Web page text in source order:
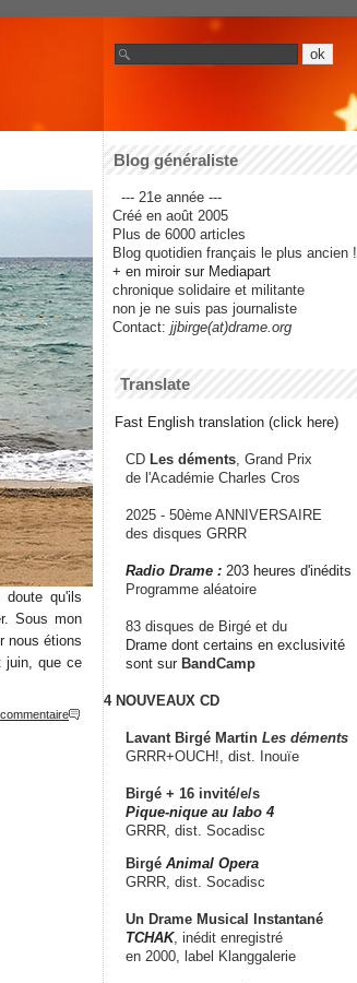
qu'ils
Sous mon
nous étions
juin, que ce
Blog généraliste
--- 21e année ---
Créé en août 2005
Plus de 6000 articles
Blog quotidien français le plus ancien !
+ en miroir sur Mediapart
chronique solidaire et militante
non je ne suis pas journaliste
Contact: jjbirge(at)drame.org
Translate
Fast English translation (click here)
CD Les déments , Grand Prix
de l'Académie Charles Cros
2025 - 50ème ANNIVERSAIRE
des disques GRRR
Radio Drame : 203 heures d'inédits
Programme aléatoire
83 disques de Birgé et du
Drame dont certains en exclusivité
sont sur BandCamp
4 NOUVEAUX CD
Lavant Birgé Martin Les déments
GRRR+OUCH!, dist. Inouïe
Birgé + 16 invité/e/s
Pique-nique au labo 4
GRRR, dist. Socadisc
Birgé Animal Opera
GRRR, dist. Socadisc
Un Drame Musical Instantané
TCHAK, inédit enregistré
en 2000, label Klanggalerie